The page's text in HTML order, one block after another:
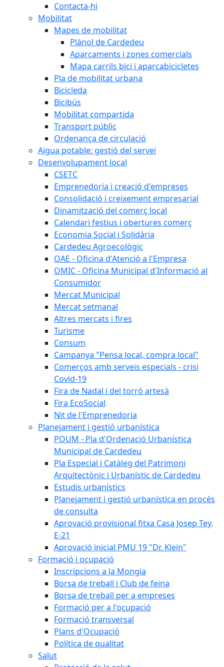
Contacta-hi
Mobilitat
Mapes de mobilitat
Plànol de Cardedeu
Aparcaments i zones comercials
Mapa carrils bici i aparcabicicletes
Pla de mobilitat urbana
Bicicleda
Bicibús
Mobilitat compartida
Transport públic
Ordenança de circulació
Aigua potable: gestió del servei
Desenvolupament local
CSETC
Emprenedoria i creació d'empreses
Consolidació i creixement empresarial
Dinamització del comerç local
Calendari festius i obertures comerç
Economia Social i Solidària
Cardedeu Agroecològic
OAE - Oficina d'Atenció a l'Empresa
OMIC - Oficina Municipal d'Informació al
Consumidor
Mercat Municipal
Mercat setmanal
Altres mercats i fires
Turisme
Consum
Campanya "Pensa local, compra local"
Comerços amb serveis especials - crisi
Covid-19
Fira de Nadal i del torró artesà
Fira EcoSocial
Nit de l'Emprenedoria
Planejament i gestió urbanística
POUM - Pla d'Ordenació Urbanística
Municipal de Cardedeu
Pla Especial i Catàleg del Patrimoni
Arquitectònic i Urbanístic de Cardedeu
Estudis urbanístics
Planejament i gestió urbanística en procés
de consulta
Aprovació provisional fitxa Casa Josep Tey,
E-21
Aprovació inicial PMU 19 "Dr. Klein"
Formació i ocupació
Inscripcions a la Mongia
Borsa de treball i Club de feina
Borsa de treball per a empreses
Formació per a l'ocupació
Formació transversal
Plans d'Ocupació
Política de qualitat
Salut